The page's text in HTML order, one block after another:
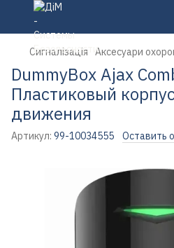
Сигналізація Аксесуари
DummyBox Ajax
Пластиковый
движения
Артикул: 99-10034555 Оставить